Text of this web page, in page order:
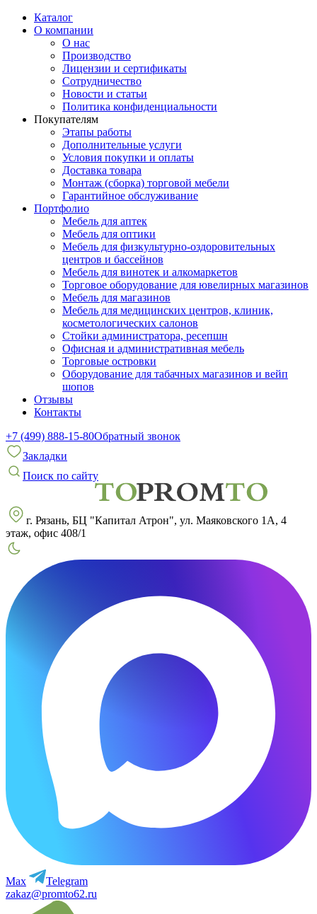
Каталог
О компании
О нас
Производство
Лицензии и сертификаты
Сотрудничество
Новости и статьи
Политика конфиденциальности
Покупателям
Этапы работы
Дополнительные услуги
Условия покупки и оплаты
Доставка товара
Монтаж (сборка) торговой мебели
Гарантийное обслуживание
Портфолио
Мебель для аптек
Мебель для оптики
Мебель для физкультурно-оздоровительных
центров и бассейнов
Мебель для винотек и алкомаркетов
Торговое оборудование для ювелирных магазинов
Мебель для магазинов
Мебель для медицинских центров, клиник,
косметологических салонов
Стойки администратора, ресепшн
Офисная и административная мебель
Торговые островки
Оборудование для табачных магазинов и вейп
шопов
Отзывы
Контакты
+7 (499) 888-15-80Обратный звонок
Закладки
Поиск по сайту
г. Рязань, БЦ "Капитал Атрон", ул. Маяковского 1А, 4
этаж, офис 408/1
Max
Telegram
zakaz@promto62.ru